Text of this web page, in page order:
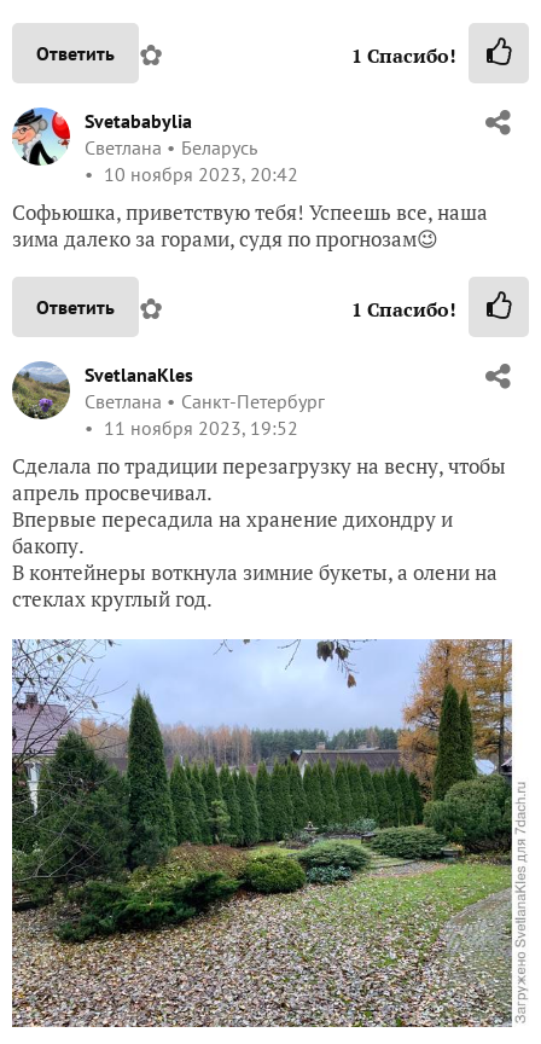
Ответить ✿ 1 Спасибо!
Svetababylia
Светлана
Беларусь
10 ноября 2023, 20:42
Софьюшка, приветствую тебя! Успеешь все, наша
зима далеко за горами, судя по прогнозам😉
Ответить ✿ 1 Спасибо!
SvetlanaKles
Светлана
Санкт-Петербург
11 ноября 2023, 19:52
Сделала по традиции перезагрузку на весну, чтобы
апрель просвечивал.
Впервые пересадила на хранение дихондру и
бакопу.
В контейнеры воткнула зимние букеты, а олени на
стеклах круглый год.